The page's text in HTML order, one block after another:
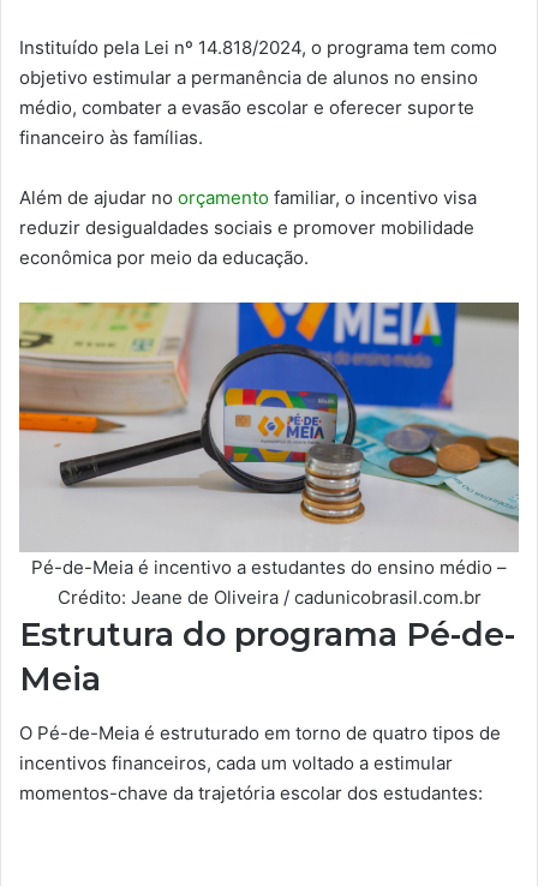
Instituído pela Lei nº 14.818/2024, o programa tem como
objetivo estimular a permanência de alunos no ensino
médio, combater a evasão escolar e oferecer suporte
financeiro às famílias.
Além de ajudar no orçamento familiar, o incentivo visa
reduzir desigualdades sociais e promover mobilidade
econômica por meio da educação.
Pé-de-Meia é incentivo a estudantes do ensino médio –
Crédito: Jeane de Oliveira / cadunicobrasil.com.br
Estrutura do programa Pé-de-
Meia
O Pé-de-Meia é estruturado em torno de quatro tipos de
incentivos financeiros, cada um voltado a estimular
momentos-chave da trajetória escolar dos estudantes: